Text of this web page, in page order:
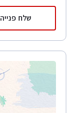
שלח פנייה